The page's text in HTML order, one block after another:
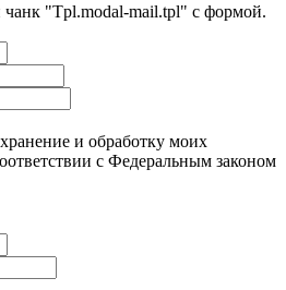
"Tpl.modal-mail.tpl" с формой.
и обработку моих
с Федеральным законом